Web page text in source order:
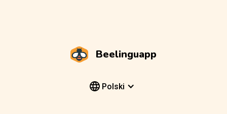
Beelinguapp
Polski